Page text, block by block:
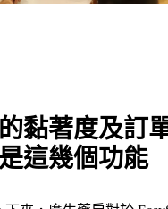
黏著度及訂
這幾個功能